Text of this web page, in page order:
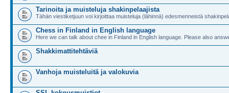
Tarinoita ja muisteluja shakinpelaajista
Tähän viestiketjuun voi kirjoittaa muisteluja (lähinnä) edesmenneistä
Chess in Finland in English language
Here we can talk about chee in Finland in English language. Please also
Shakkimattitehtäviä
Vanhoja muisteluitä ja valokuvia